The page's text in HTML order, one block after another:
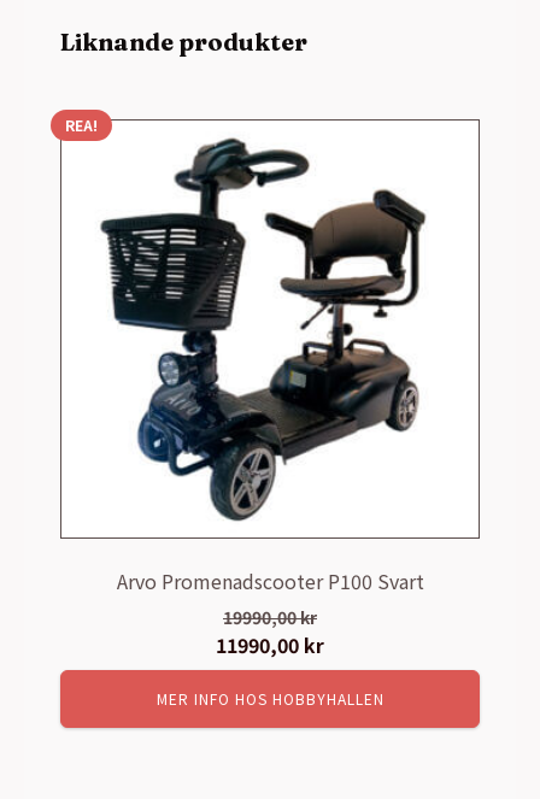
Liknande produkter
REA!
Arvo Promenadscooter P100 Svart
19990,00kr
Det
ursprungliga
priset
var:
11990,00 kr
nuvarande
priset
är:
MER INFO HOS HOBBYHALLEN